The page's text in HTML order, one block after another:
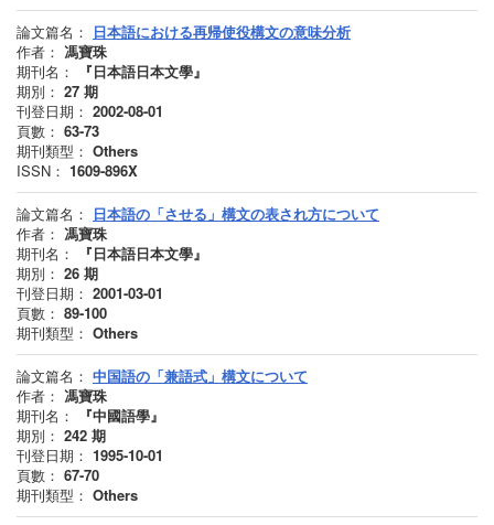
論文篇名： 日本語における再帰使役構文の意味分析
作者： 馮寶珠
期刊名：
『日本語日本文學』
期別： 27 期
刊登日期： 2002-08-01
頁數： 63-73
期刊類型： Others
ISSN： 1609-896X
論文篇名： 日本語の「させる」構文の表され方について
作者： 馮寶珠
期刊名：
『日本語日本文學』
期別： 26 期
刊登日期： 2001-03-01
頁數： 89-100
期刊類型： Others
論文篇名： 中国語の「兼語式」構文について
作者： 馮寶珠
期刊名：
『中國語學』
期別： 242 期
刊登日期： 1995-10-01
頁數： 67-70
期刊類型： Others